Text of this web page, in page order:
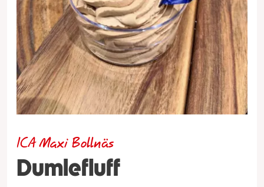
Dumlefluff
ICA Maxi Bollnäs